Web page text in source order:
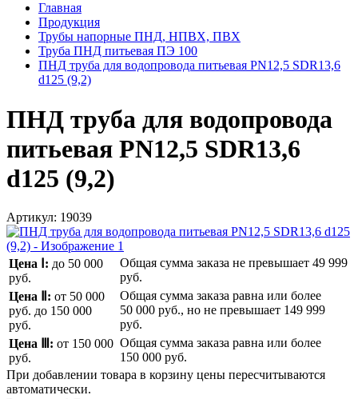
Главная
Продукция
Трубы напорные ПНД, НПВХ, ПВХ
Труба ПНД питьевая ПЭ 100
ПНД труба для водопровода питьевая PN12,5 SDR13,6
d125 (9,2)
ПНД труба для водопровода
питьевая PN12,5 SDR13,6
d125 (9,2)
Артикул: 19039
Цена Ⅰ: до 50 000
руб.
Общая сумма заказа не превышает 49 999
руб.
Цена Ⅱ: от 50 000
руб. до 150 000
руб.
Общая сумма заказа равна или более
50 000 руб., но не превышает 149 999
руб.
Цена Ⅲ: от 150 000
руб.
Общая сумма заказа равна или более
150 000 руб.
При добавлении товара в корзину цены пересчитываются
автоматически.